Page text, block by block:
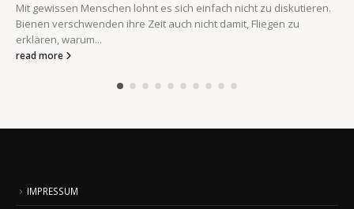
Mit gewissen Menschen lohnt es sich einfach nicht zu diskutieren.
Bienen verschwenden ihre Zeit auch nicht damit, Fliegen zu
erklären, warum...
read more
IMPRESSUM